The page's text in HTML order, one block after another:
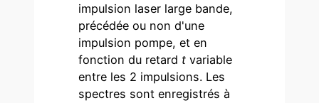
impulsion laser large bande,
précédée ou non d'une
impulsion pompe, et en
fonction du retard t variable
entre les 2 impulsions. Les
spectres sont enregistrés à